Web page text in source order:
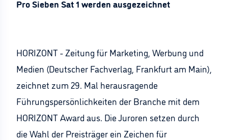
Pro Sieben Sat 1 werden ausgezeichnet
HORIZONT - Zeitung für Marketing, Werbung und
Medien (Deutscher Fachverlag, Frankfurt am Main),
zeichnet zum 29. Mal herausragende
Führungspersönlichkeiten der Branche mit dem
HORIZONT Award aus. Die Juroren setzen durch
die Wahl der Preisträger ein Zeichen für